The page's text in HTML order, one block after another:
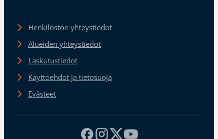
Henkilöstön yhteystiedot
Alueiden yhteystiedot
Laskutustiedot
Käyttöehdot ja tietosuoja
Evästeet